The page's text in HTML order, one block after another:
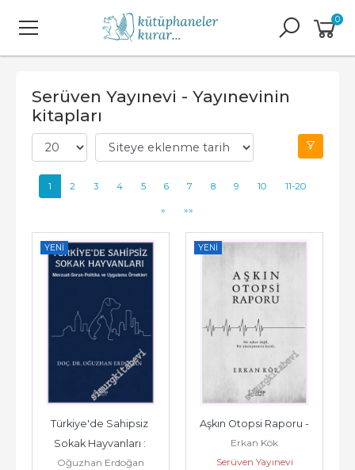
0
Serüven Yayınevi - Yayınevinin
kitapları
1 2 3 4 5 6 7 8 9 10 11-20
» »»
YENI
Türkiye'de Sahipsiz
Sokak Hayvanları :
Mevzuat - Sorun -
Oğuzhan Erdoğan
YENI
Aşkın Otopsi Raporu -
Erkan Kök
Serüven Yayınevi